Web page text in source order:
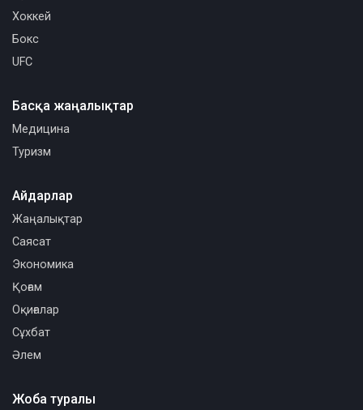
Хоккей
Бокс
UFC
Басқа жаңалықтар
Медицина
Туризм
Айдарлар
Жаңалықтар
Саясат
Экономика
Қоғам
Оқиғалар
Сұхбат
Әлем
Жоба туралы